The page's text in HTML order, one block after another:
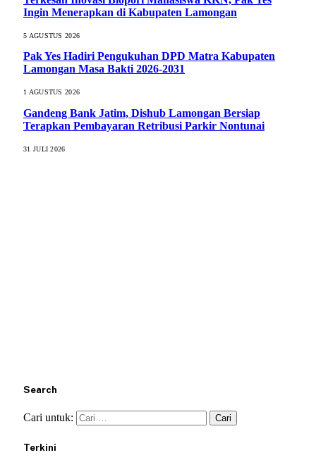
Ingin Menerapkan di Kabupaten Lamongan
5 AGUSTUS 2026
Pak Yes Hadiri Pengukuhan DPD Matra Kabupaten
Lamongan Masa Bakti 2026-2031
1 AGUSTUS 2026
Gandeng Bank Jatim, Dishub Lamongan Bersiap
Terapkan Pembayaran Retribusi Parkir Nontunai
31 JULI 2026
Search
Cari untuk:
Terkini